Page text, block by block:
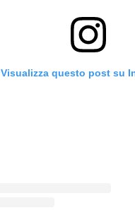
Visualizza questo post su